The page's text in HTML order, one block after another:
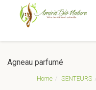
Agneau parfumé
Home SENTEURS